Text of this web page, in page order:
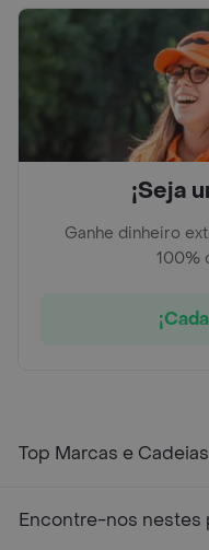
¡Seja
Ganhe dinheiro
100%
Top Marcas e
Encontre-nos nestes